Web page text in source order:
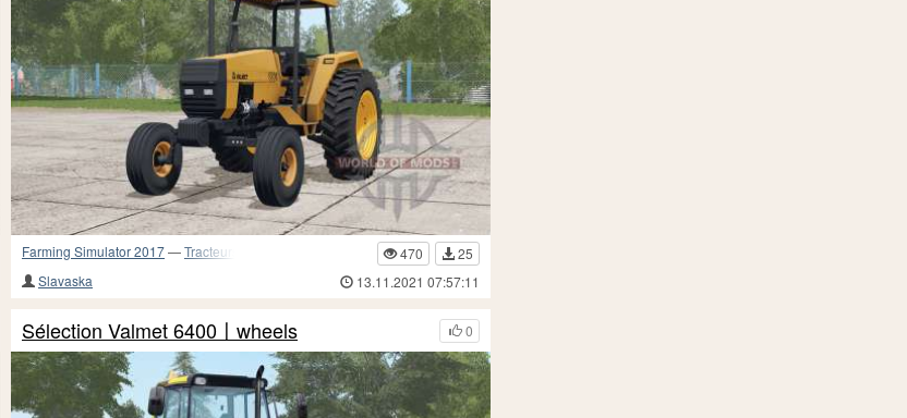
Farming Simulator 2017—Tracteurs 470
25
Slavaska
13.11.2021 07:57:11
0
Sélection Valmet 6400〡wheels